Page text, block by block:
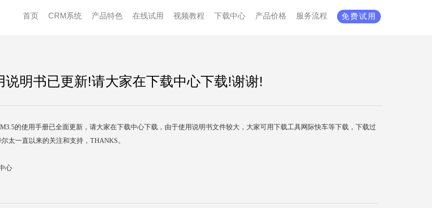
首页 CRM系统 产品特色 在线试用 视频教程 下载中心 产品价格 服务流程 免费试用
明书已更新!请大家在下载中心下载!谢谢!
的使用手册已全面更新，请大家在下载中心下载，由于使用说明书文件较大，大家可用下载工具网际快车等下载，下载过
太一直以来的关注和支持，THANKS。